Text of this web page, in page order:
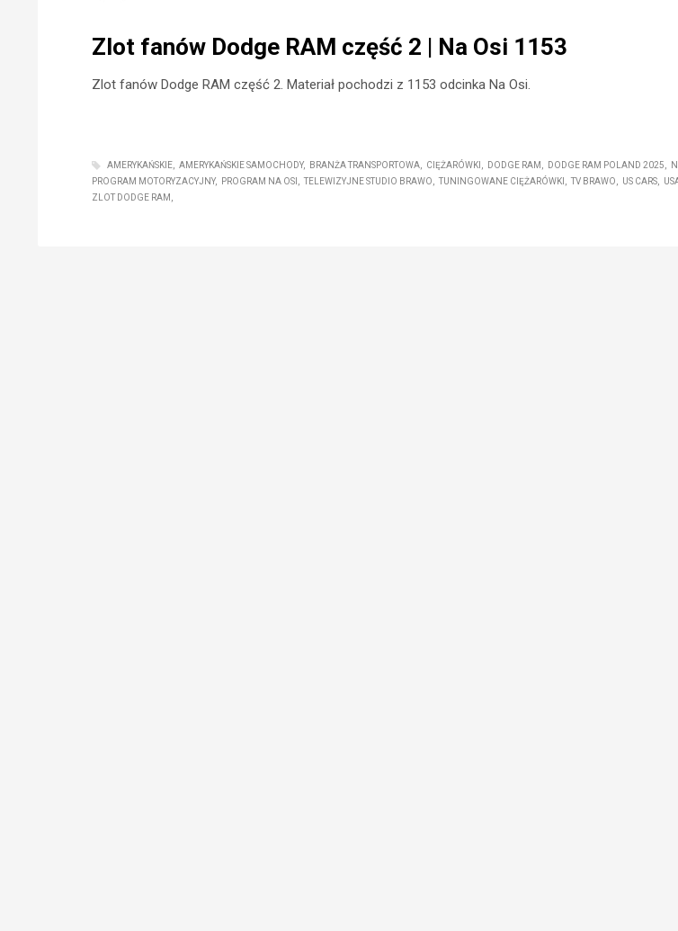
Zlot fanów Dodge RAM część 2 | Na Osi 1153
Zlot fanów Dodge RAM część 2. Materiał pochodzi z 1153 odcinka Na Osi.
AMERYKAŃSKIE AMERYKAŃSKIE SAMOCHODY BRANŻA TRANSPORTOWA CIĘŻARÓWKI DODGE RAM DODGE RAM POLAND 2025
PROGRAM MOTORYZACYJNY
PROGRAM NA OSI TELEWIZYJNE STUDIO BRAWO TUNINGOWANE CIĘŻARÓWKI TV BRAWO US CARS
ZLOT DODGE RAM